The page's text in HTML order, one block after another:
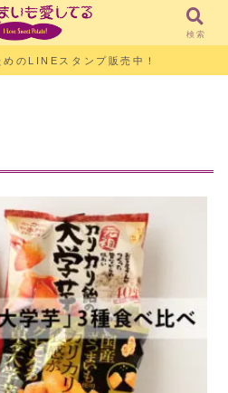
のLINEスタンプ販売中！
検索